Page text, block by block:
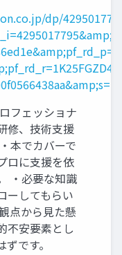
dp/
フェッショナ
修、技術支援
本でカバーで
ロに支援を依
・必要な知識
ーしてもらい
点から見た懸
不安要素とし
です。